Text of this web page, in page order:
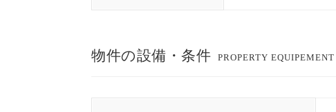
物件の設備・条件 PROPERTY EQUIPEMENT